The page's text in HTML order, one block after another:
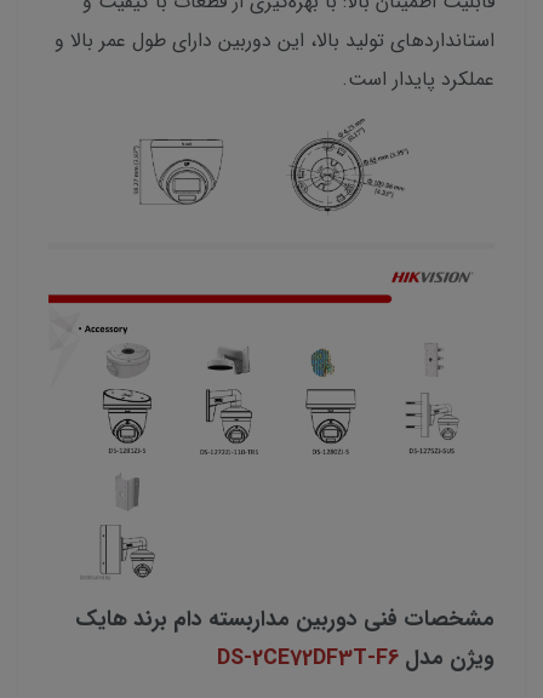
استانداردهای تولید بالا، این دوربین دارای طول عمر بالا و
عملکرد پایدار است.
مشخصات فنی دوربین مداربسته دام برند هایک
ویژن مدل DS-2CE72DF3T-F6